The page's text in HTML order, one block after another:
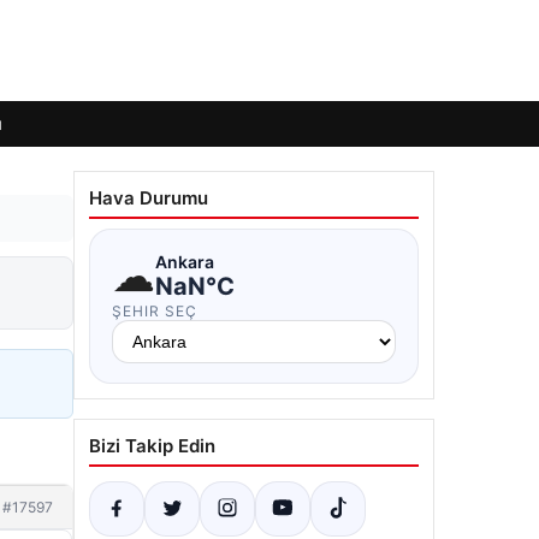
#17597
Hava Durumu
☁Ankara
NaN°C
ŞEHIR SEÇ
Bizi Takip Edin